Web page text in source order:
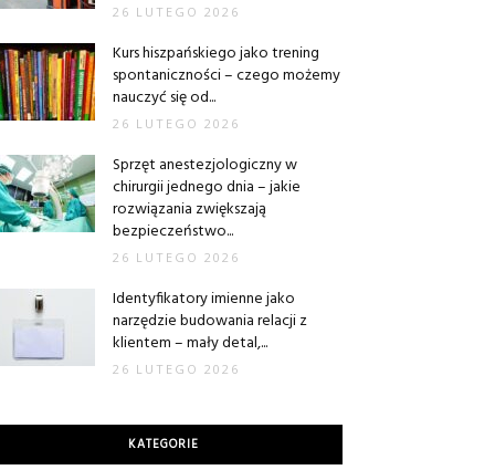
26 LUTEGO 2026
Kurs hiszpańskiego jako trening
spontaniczności – czego możemy
nauczyć się od...
26 LUTEGO 2026
Sprzęt anestezjologiczny w
chirurgii jednego dnia – jakie
rozwiązania zwiększają
bezpieczeństwo...
26 LUTEGO 2026
Identyfikatory imienne jako
narzędzie budowania relacji z
klientem – mały detal,...
26 LUTEGO 2026
KATEGORIE